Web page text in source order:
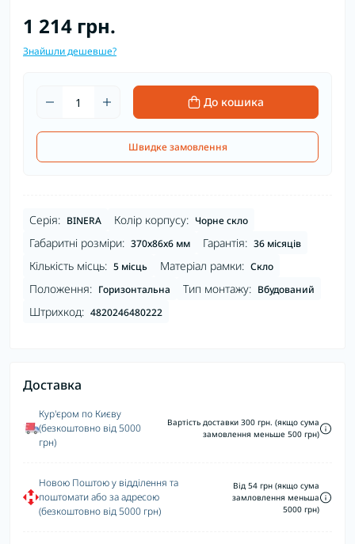
1 214 грн.
Знайшли дешевше?
До кошика
Швидке замовлення
Серія: BINERA Колір корпусу: Чорне скло
Габаритні розміри: 370х86х6 мм Гарантія: 36 місяців
Кількість місць: 5 місць Матеріал рамки: Скло
Положення: Горизонтальна Тип монтажу: Вбудований
Штрихкод: 4820246480222
Доставка
Кур'єром по Києву
(безкоштовно від 5000
грн)
Вартість доставки 300 грн. (якщо сума
замовлення меньше 500 грн)
Новою Поштою у відділення та
поштомати або за адресою
(безкоштовно від 5000 грн)
Від 54 грн (якщо сума
замловлення меньша
5000 грн)